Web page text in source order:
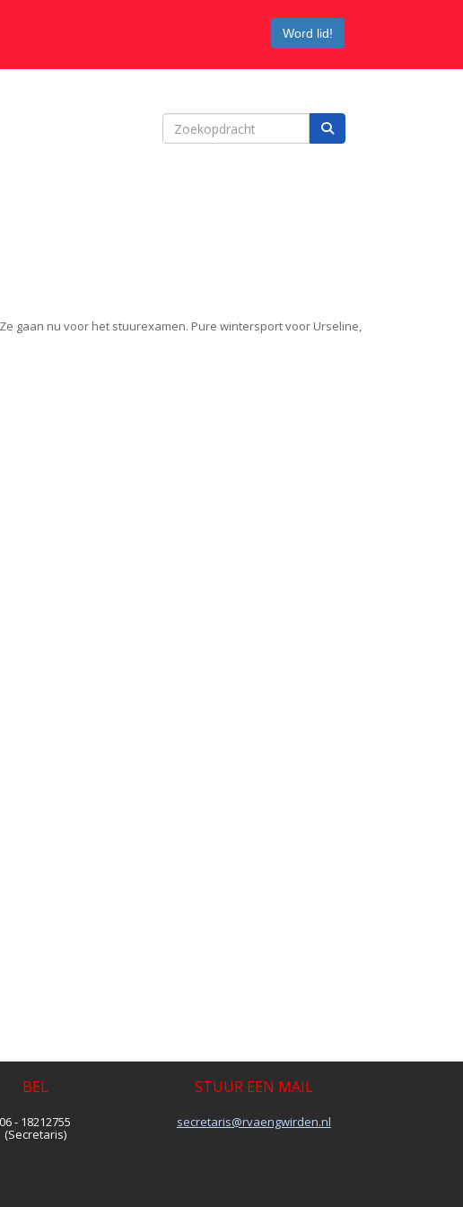
Word lid!
gaan nu voor het stuurexamen. Pure wintersport voor Urseline,
BEL
06 - 18212755
(Secretaris)
STUUR EEN MAIL
siraterces@rvaengwirden.nl